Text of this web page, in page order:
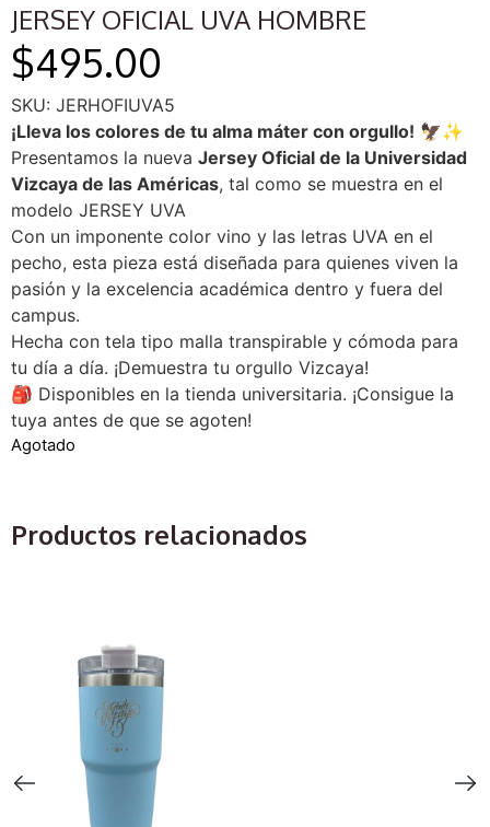
JERSEY OFICIAL UVA HOMBRE
$495.00
SKU: JERHOFIUVA5
¡Lleva los colores de tu alma máter con orgullo! 🦅✨
Presentamos la nueva Jersey Oficial de la Universidad
Vizcaya de las Américas, tal como se muestra en el
modelo JERSEY UVA
Con un imponente color vino y las letras UVA en el
pecho, esta pieza está diseñada para quienes viven la
pasión y la excelencia académica dentro y fuera del
campus.
Hecha con tela tipo malla transpirable y cómoda para
tu día a día. ¡Demuestra tu orgullo Vizcaya!
🎒 Disponibles en la tienda universitaria. ¡Consigue la
tuya antes de que se agoten!
Agotado
Productos relacionados